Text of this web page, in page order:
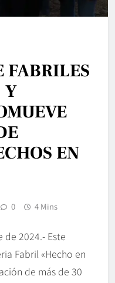
FABRILES
Y
EN
0 4 Mins
2024.- Este
Fabril «Hecho en
de más de 30